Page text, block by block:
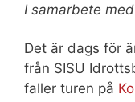
I samarbete med
Det är dags för
från SISU
faller turen på